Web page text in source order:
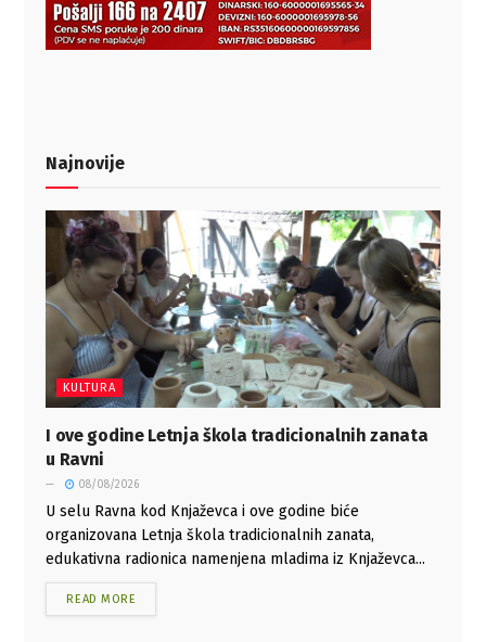
Najnovije
KULTURA
I ove godine Letnja škola tradicionalnih zanata
u Ravni
08/08/2026
U selu Ravna kod Knjaževca i ove godine biće
organizovana Letnja škola tradicionalnih zanata,
edukativna radionica namenjena mladima iz Knjaževca...
READ MORE